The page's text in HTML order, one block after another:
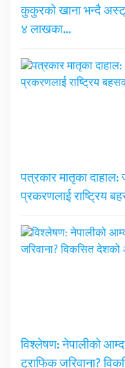
कुकुरको खाना भन्दै
४ लाखका…
पत्रकार मातृका
प्रकरणलाई राष्ट्रिय
विश्लेषण: नेपालीको